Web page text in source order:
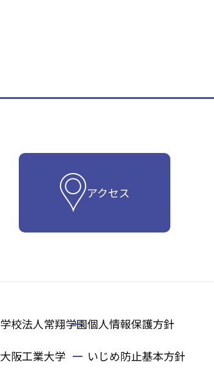
アクセス
学校法人常翔学園
大阪工業大学
個人情報保護方針
いじめ防止基本方針